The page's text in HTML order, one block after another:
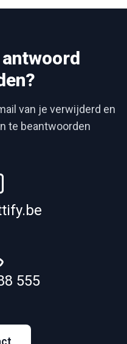
antwoord
van je verwijderd en
te beantwoorden
555